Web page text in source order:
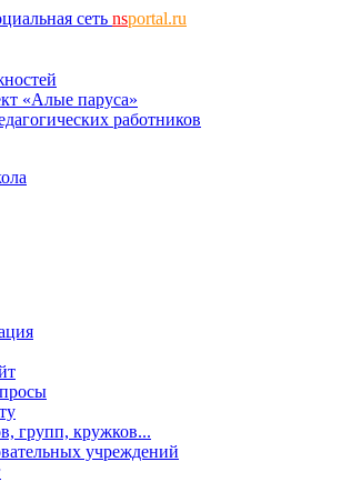
сеть nsportal.ru
«Алые паруса»
работников
групп, кружков...
учреждений